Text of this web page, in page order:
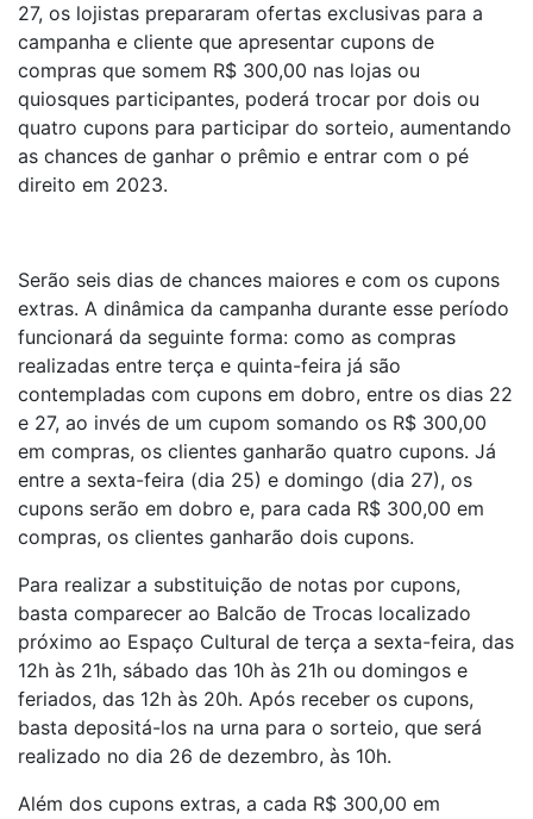
27, os lojistas prepararam ofertas exclusivas para a
campanha e cliente que apresentar cupons de
compras que somem R$ 300,00 nas lojas ou
quiosques participantes, poderá trocar por dois ou
quatro cupons para participar do sorteio, aumentando
as chances de ganhar o prêmio e entrar com o pé
direito em 2023.
Serão seis dias de chances maiores e com os cupons
extras. A dinâmica da campanha durante esse período
funcionará da seguinte forma: como as compras
realizadas entre terça e quinta-feira já são
contempladas com cupons em dobro, entre os dias 22
e 27, ao invés de um cupom somando os R$ 300,00
em compras, os clientes ganharão quatro cupons. Já
entre a sexta-feira (dia 25) e domingo (dia 27), os
cupons serão em dobro e, para cada R$ 300,00 em
compras, os clientes ganharão dois cupons.
Para realizar a substituição de notas por cupons,
basta comparecer ao Balcão de Trocas localizado
próximo ao Espaço Cultural de terça a sexta-feira, das
12h às 21h, sábado das 10h às 21h ou domingos e
feriados, das 12h às 20h. Após receber os cupons,
basta depositá-los na urna para o sorteio, que será
realizado no dia 26 de dezembro, às 10h.
Além dos cupons extras, a cada R$ 300,00 em